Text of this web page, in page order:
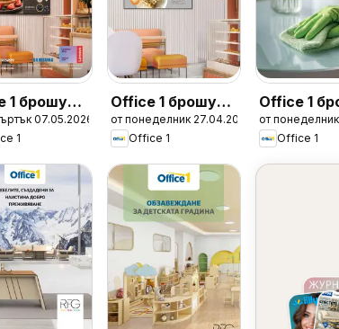
1 брошура
07.05.2026
1
Office 1 брошура
- Дигитална
рекалма
от понеделник 27.04.2026
Office 1
Office 1
- Хотели
2026
от понеделник
Office 1